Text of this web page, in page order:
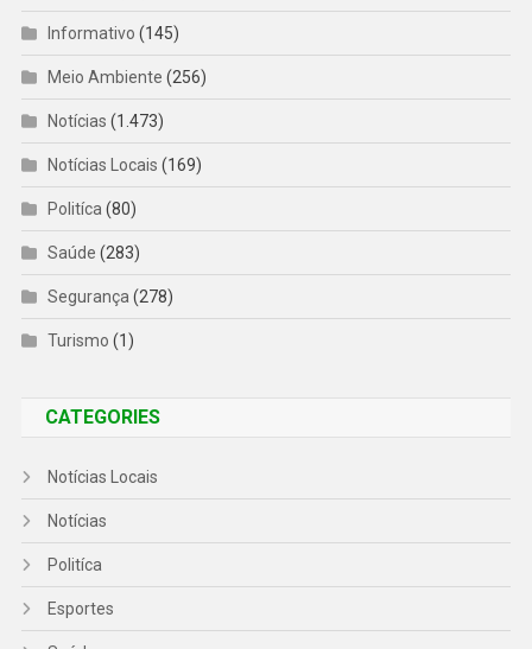
Informativo (145)
Meio Ambiente (256)
Notícias (1.473)
Notícias Locais (169)
Politíca (80)
Saúde (283)
Segurança (278)
Turismo (1)
CATEGORIES
Notícias Locais
Notícias
Politíca
Esportes